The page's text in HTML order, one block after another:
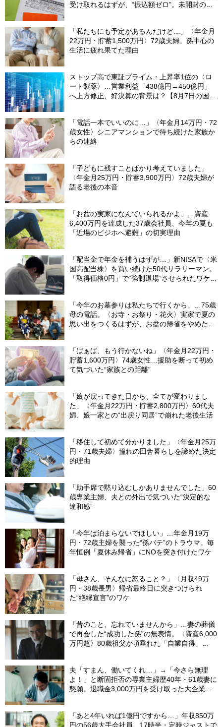
受け取れるはずが、“振込額ゼロ”。未開封の郵
「私たちにも予定があるんだけど…」〈年金月
22万円・貯蓄1,500万円〉72歳夫婦、孫中心の
生活に疲れ果てた理由
ストップ高で東証プライム・上昇率1位の〈ロ
ート製薬〉…営業利益「438億円→450億円」
へ上方修正、好決算の背景は？【8月7日の国内
「電話一本でいいのに…」〈年金月14万円・72
歳女性〉シニアマンションで待ち続けた家族か
らの連絡
「子どもに残すことばかり考えていました」
〈年金月25万円・貯蓄3,900万円〉72歳夫婦が
語る老後の本音
「お盆の実家になんていられるかよ」…資産
6,400万円を達成した37歳会社員、今年の夏も
「近場のビジホへ避難」の切実理由
「配当金で年金を補うはずが…」新NISAで〈米
国高配当株〉を買い続けた50代サラリーマン。
「取得価格0円」で“強制退場”させられたワケ
「今年のお墓参りは私たちで行くから」…75歳
母の電話。〈お寺・お祭り・花火〉実家で夏の
思い出をつくるはずが、お盆の帰省をやめた理
「ばぁば、もう行かないね」〈年金月22万円・
貯蓄1,600万円〉74歳女性…援助を断って初め
て気づいた“家族との距離”
「娘が戻ってきた日から、全てが変わりまし
た」〈年金月22万円・貯蓄2,800万円〉60代夫
婦、娘一家との“出戻り同居”で崩れた老後生活
「移住して初めて分かりました」〈年金月25万
円・71歳夫婦〉憧れの田舎暮らしを諦めた決定
的理由
「助手席で黙り込むしかありませんでした」60
歳専業主婦、夫との外出で気づいた“決定的な
違和感”
「今年は泊まらないでほしい」…年金月19万
円・72歳主婦を襲った“孫バテ”のトラウマ。毎
年恒例「夏休み帰省」にNOを突き付けたワケ
「母さん、そんなに怒ること？」〈月収49万
円・38歳長男〉帰省最終日に突きつけられ
た“絶縁宣言”のワケ
「昔のこと、忘れていませんから」…妻の葬儀
で再会した“成功した孫”の無表情。〈資産6,000
万円超〉80歳祖父が項垂れた「自業自得」
夫「すまん、働いてくれ…」→「今さら無理
よ！」と断固拒否の専業主婦歴40年・61歳妻に
懇願。退職金3,000万円を受け取った大企業元
「あと4年いれば1億円ですから…」年収850万
円の56歳大手会社員、17時半・定時ジャストで